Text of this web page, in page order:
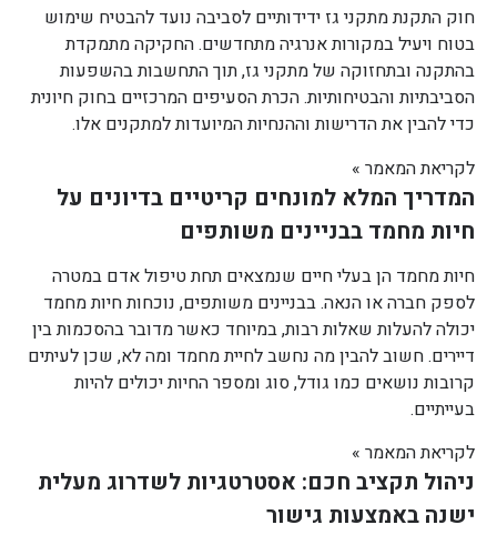
חוק התקנת מתקני גז ידידותיים לסביבה נועד להבטיח שימוש
בטוח ויעיל במקורות אנרגיה מתחדשים. החקיקה מתמקדת
בהתקנה ובתחזוקה של מתקני גז, תוך התחשבות בהשפעות
הסביבתיות והבטיחותיות. הכרת הסעיפים המרכזיים בחוק חיונית
כדי להבין את הדרישות וההנחיות המיועדות למתקנים אלו.
לקריאת המאמר »
המדריך המלא למונחים קריטיים בדיונים על
חיות מחמד בבניינים משותפים
חיות מחמד הן בעלי חיים שנמצאים תחת טיפול אדם במטרה
לספק חברה או הנאה. בבניינים משותפים, נוכחות חיות מחמד
יכולה להעלות שאלות רבות, במיוחד כאשר מדובר בהסכמות בין
דיירים. חשוב להבין מה נחשב לחיית מחמד ומה לא, שכן לעיתים
קרובות נושאים כמו גודל, סוג ומספר החיות יכולים להיות
בעייתיים.
לקריאת המאמר »
ניהול תקציב חכם: אסטרטגיות לשדרוג מעלית
ישנה באמצעות גישור